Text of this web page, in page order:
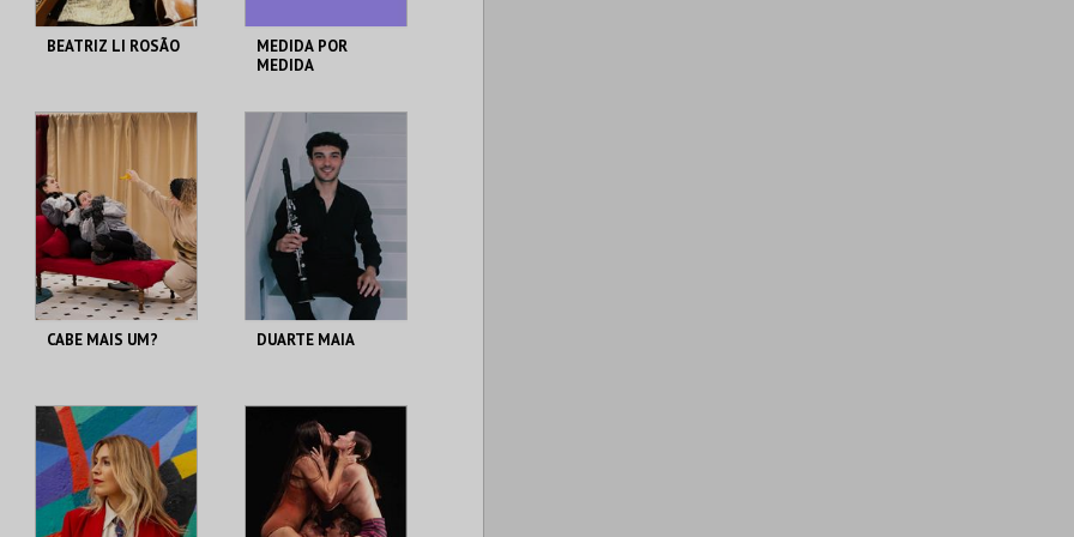
BEATRIZ LI ROSÃO
T. M. JOAQUIM
BENITE
MAIS INFO
COMPRAR
MEDIDA POR
MEDIDA
T. M. JOAQUIM
BENITE
MAIS INFO
COMPRAR
CABE MAIS UM?
T. M. JOAQUIM
BENITE
MAIS INFO
DUARTE MAIA
T. M. JOAQUIM
BENITE
MAIS INFO